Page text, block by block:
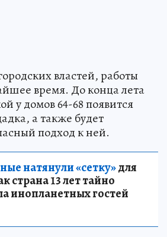
властей, работы
время. До конца лета
у домов 64-68 появится
а также будет
подход к ней.
натянули «сетку»для
страна 13 лет тайно
инопланетных гостей